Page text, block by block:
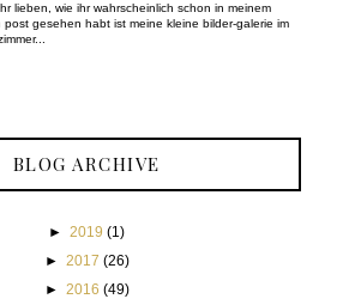
lieben, wie ihr wahrscheinlich schon in meinem
post gesehen habt ist meine kleine bilder-galerie im
BLOG ARCHIVE
► 2019 (1)
► 2017 (26)
► 2016 (49)